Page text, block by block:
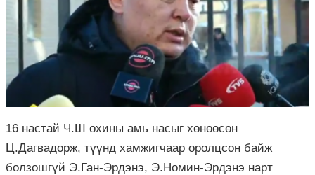
16 настай Ч.Ш охины амь насыг хөнөөсөн
Ц.Дагвадорж, түүнд хамжигчаар оролцсон байж
болзошгүй Э.Ган-Эрдэнэ, Э.Номин-Эрдэнэ нарт